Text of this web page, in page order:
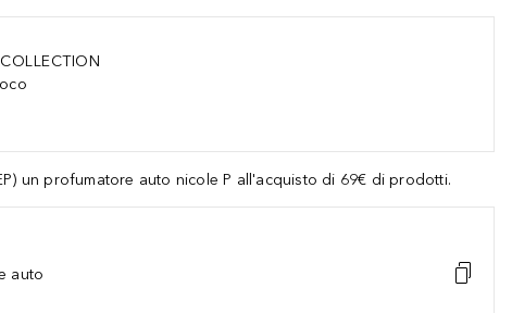
un profumatore auto nicole P all'acquisto di 69€ di prodotti.
auto